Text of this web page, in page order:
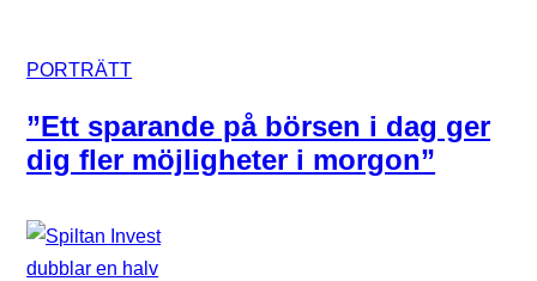
PORTRÄTT
”Ett sparande på börsen i dag ger
dig fler möjligheter i morgon”